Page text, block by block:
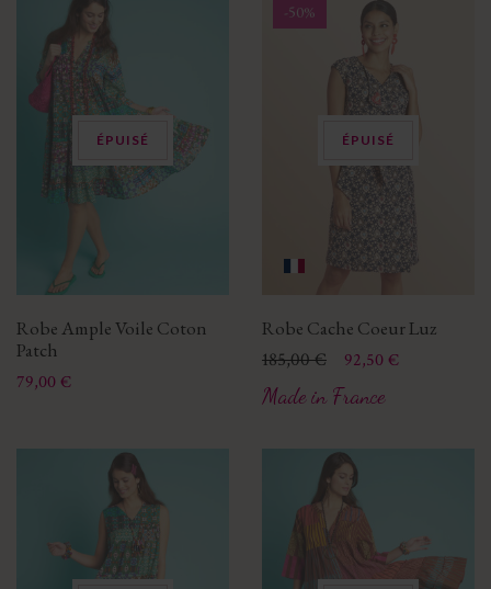
ÉPUISÉ
Robe Ample Voile Coton
Patch
Prix
79,00 €
-50%
ÉPUISÉ
Robe Cache Coeur Luz
Prix
Prix de base
185,00 € 92,50 €
Made in France